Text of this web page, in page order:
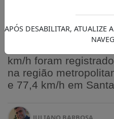
quarta (10)
km/h foram
na região
e 77,4 km/h em
APÓS DESABILITAR, ATUALIZE